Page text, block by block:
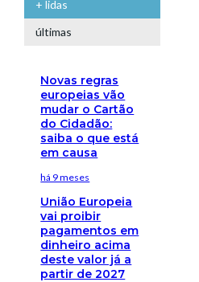
+ lidas
últimas
Novas regras
europeias vão
mudar o Cartão
do Cidadão:
saiba o que está
em causa
há 9 meses
União Europeia
vai proibir
pagamentos em
dinheiro acima
deste valor já a
partir de 2027